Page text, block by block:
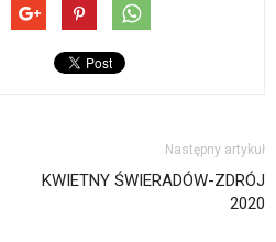
Następny artykuł
KWIETNY ŚWIERADÓW-ZDRÓJ
2020